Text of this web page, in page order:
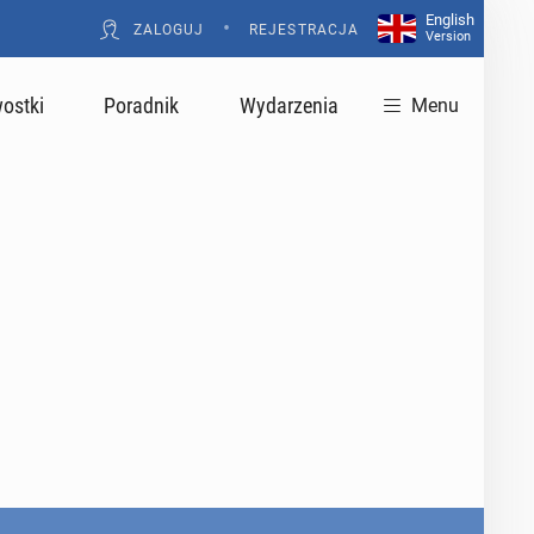
ZALOGUJ • REJESTRACJA
English
Version
Poradnik Wydarzenia Menu